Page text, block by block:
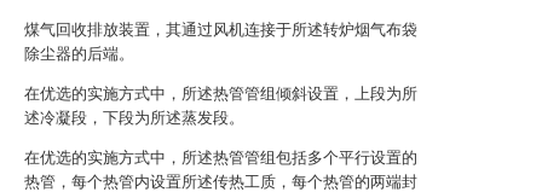
煤气回收排放装置，其通过风机连接于所述转炉烟气布袋
除尘器的后端。
在优选的实施方式中，所述热管管组倾斜设置，上段为所
述冷凝段，下段为所述蒸发段。
在优选的实施方式中，所述热管管组包括多个平行设置的
热管，每个热管内设置所述传热工质，每个热管的两端封